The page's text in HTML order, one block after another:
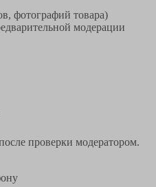
фотографий товара)
модерации
проверки модератором.